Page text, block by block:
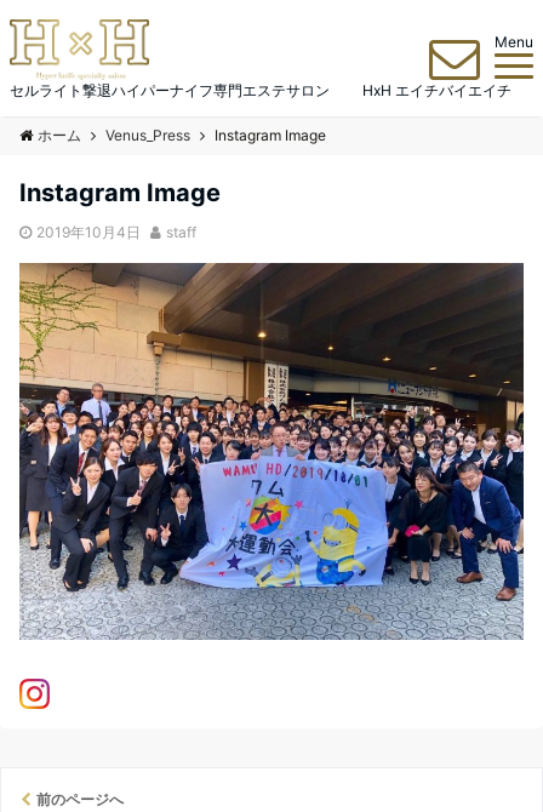
セルライト撃退ハイパーナイフ専門エステサロン HxH エイチバイエイチ
Menu
ホーム Venus_Press Instagram Image
Instagram Image
2019年10月4日 staff
前のページへ